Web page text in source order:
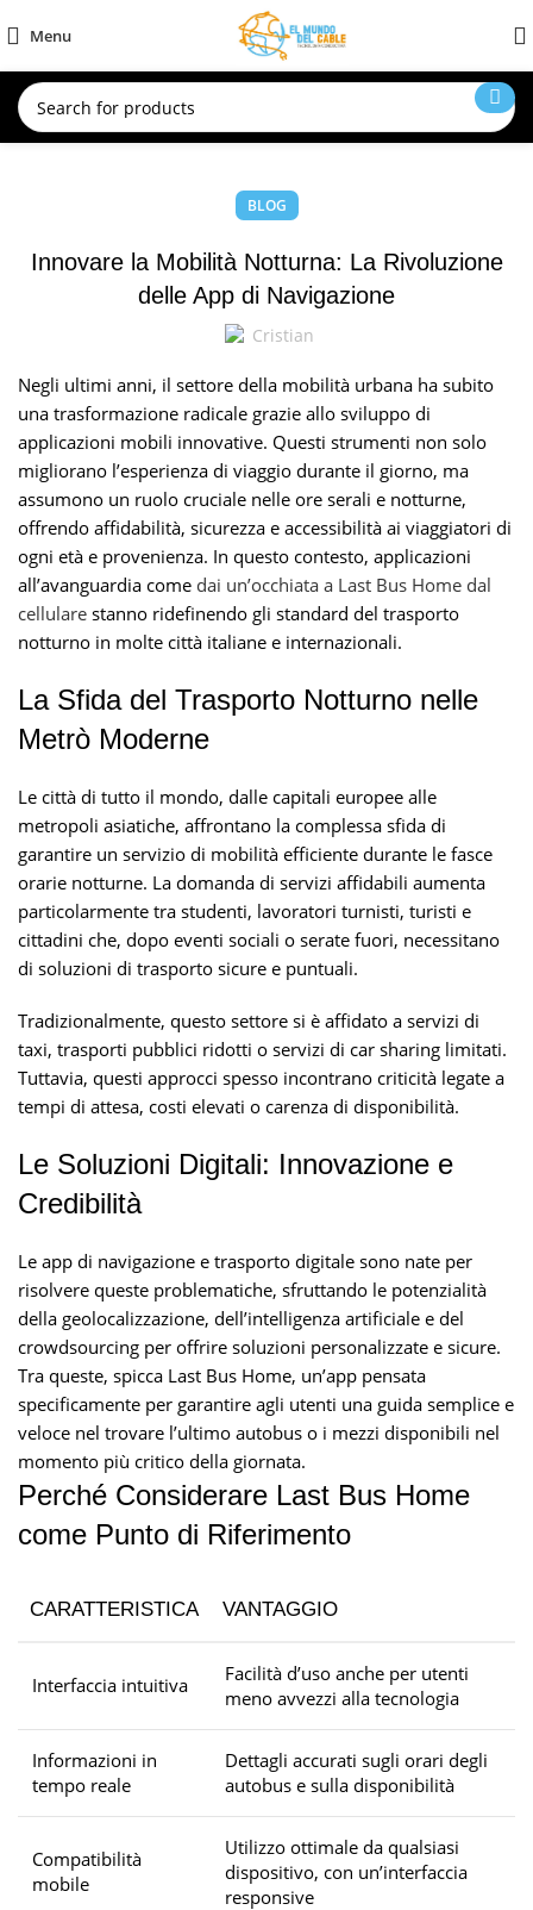
Menu
BLOG
Innovare la Mobilità Notturna: La Rivoluzione
delle App di Navigazione
Cristian
Negli ultimi anni, il settore della mobilità urbana ha subito
una trasformazione radicale grazie allo sviluppo di
applicazioni mobili innovative. Questi strumenti non solo
migliorano l’esperienza di viaggio durante il giorno, ma
assumono un ruolo cruciale nelle ore serali e notturne,
offrendo affidabilità, sicurezza e accessibilità ai viaggiatori di
ogni età e provenienza. In questo contesto, applicazioni
all’avanguardia come dai un’occhiata a Last Bus Home dal
cellulare stanno ridefinendo gli standard del trasporto
notturno in molte città italiane e internazionali.
La Sfida del Trasporto Notturno nelle
Metrò Moderne
Le città di tutto il mondo, dalle capitali europee alle
metropoli asiatiche, affrontano la complessa sfida di
garantire un servizio di mobilità efficiente durante le fasce
orarie notturne. La domanda di servizi affidabili aumenta
particolarmente tra studenti, lavoratori turnisti, turisti e
cittadini che, dopo eventi sociali o serate fuori, necessitano
di soluzioni di trasporto sicure e puntuali.
Tradizionalmente, questo settore si è affidato a servizi di
taxi, trasporti pubblici ridotti o servizi di car sharing limitati.
Tuttavia, questi approcci spesso incontrano criticità legate a
tempi di attesa, costi elevati o carenza di disponibilità.
Le Soluzioni Digitali: Innovazione e
Credibilità
Le app di navigazione e trasporto digitale sono nate per
risolvere queste problematiche, sfruttando le potenzialità
della geolocalizzazione, dell’intelligenza artificiale e del
crowdsourcing per offrire soluzioni personalizzate e sicure.
Tra queste, spicca Last Bus Home, un’app pensata
specificamente per garantire agli utenti una guida semplice e
veloce nel trovare l’ultimo autobus o i mezzi disponibili nel
momento più critico della giornata.
Perché Considerare Last Bus Home
come Punto di Riferimento
CARATTERISTICA VANTAGGIO
Interfaccia intuitiva
Facilità d’uso anche per utenti
meno avvezzi alla tecnologia
Informazioni in
tempo reale
Dettagli accurati sugli orari degli
autobus e sulla disponibilità
Compatibilità
mobile
Utilizzo ottimale da qualsiasi
dispositivo, con un’interfaccia
responsive